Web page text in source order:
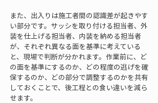
また、出入りは施工者間の認識差が起きやす
い部分です。サッシを取り付ける担当者、外
装を仕上げる担当者、内装を納める担当者
が、それぞれ異なる面を基準に考えている
と、現場で判断が分かれます。作業前に、ど
の面を基準にするのか、どの程度の逃げを確
保するのか、どの部分で調整するのかを共有
しておくことで、後工程との食い違いを減ら
せます。